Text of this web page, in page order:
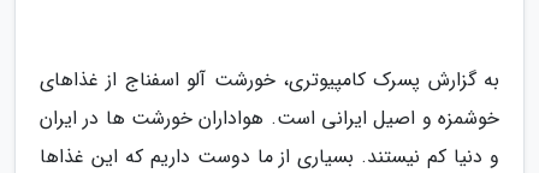
به گزارش پسرک کامپیوتری، خورشت آلو اسفناج از غذاهای
خوشمزه و اصیل ایرانی است. هواداران خورشت ها در ایران
و دنیا کم نیستند. بسیاری از ما دوست داریم که این غذاها